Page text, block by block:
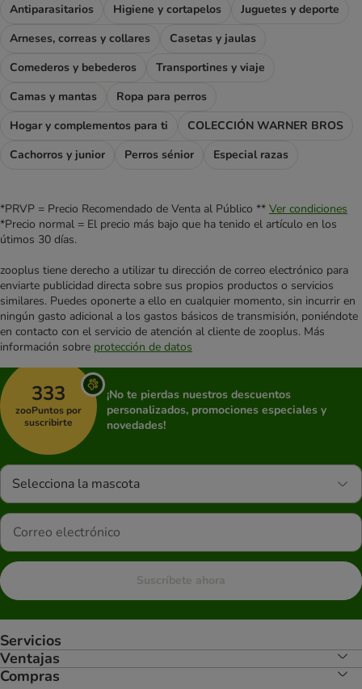
Antiparasitarios
Higiene y cortapelos
Juguetes y deporte
Arneses, correas y collares
Casetas y jaulas
Comederos y bebederos
Transportines y viaje
Camas y mantas
Ropa para perros
Hogar y complementos para ti
COLECCIÓN WARNER BROS
Cachorros y junior
Perros sénior Especial razas
*PRVP = Precio Recomendado de Venta al Público ** Ver condiciones
*Precio normal = El precio más bajo que ha tenido el artículo en los
útimos 30 días.
zooplus tiene derecho a utilizar tu dirección de correo electrónico para
enviarte publicidad directa sobre sus propios productos o servicios
similares. Puedes oponerte a ello en cualquier momento, sin incurrir en
ningún gasto adicional a los gastos básicos de transmisión, poniéndote
en contacto con el servicio de atención al cliente de zooplus. Más
información sobre protección de datos
333
zooPuntos por
suscribirte
¡No te pierdas nuestros descuentos
personalizados, promociones especiales y
novedades!
Selecciona la mascota
Suscríbete ahora
Servicios
Ventajas
Compras